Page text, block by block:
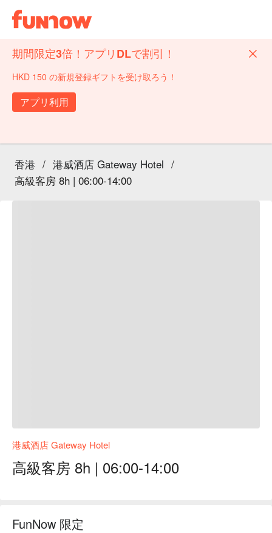
期間限定3倍！アプリDLで割引！
HKD 150 の新規登録ギフトを受け取ろう！
アプリ利用
香港 / 港威酒店 Gateway Hotel /
高級客房 8h | 06:00-14:00
港威酒店 Gateway Hotel
高級客房 8h | 06:00-14:00
FunNow 限定